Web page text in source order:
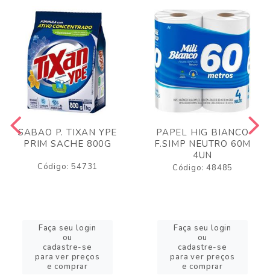
SABAO P. TIXAN YPE
PRIM SACHE 800G
Código: 54731
Faça seu login
ou
cadastre-se
para ver preços
e comprar
PAPEL HIG BIANCO
F.SIMP NEUTRO 60M
4UN
Código: 48485
Faça seu login
ou
cadastre-se
para ver preços
e comprar